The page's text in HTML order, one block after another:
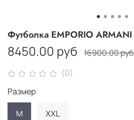
(0)
Футболка EMPORIO ARMANI
8450.00 руб 16900.00 руб
Размер
M
XXL